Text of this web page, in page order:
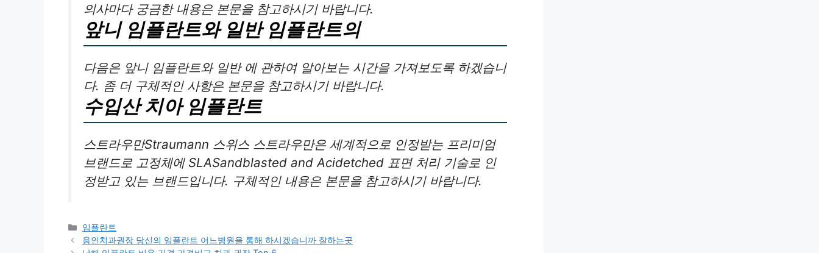
의사마다 궁금한 내용은 본문을 참고하시기 바랍니다.
앞니 임플란트와 일반 임플란트의
다음은 앞니 임플란트와 일반 에 관하여 알아보는 시간을 가져보도록 하겠습니
다. 좀 더 구체적인 사항은 본문을 참고하시기 바랍니다.
수입산 치아 임플란트
스트라우만Straumann 스위스 스트라우만은 세계적으로 인정받는 프리미엄
브랜드로 고정체에 SLASandblasted and Acidetched 표면 처리 기술로 인
정받고 있는 브랜드입니다. 구체적인 내용은 본문을 참고하시기 바랍니다.
카
테
임플란트
용인치과권장 당신의 임플란트 어느병원을 통해 하시겠습니까 잘하는곳